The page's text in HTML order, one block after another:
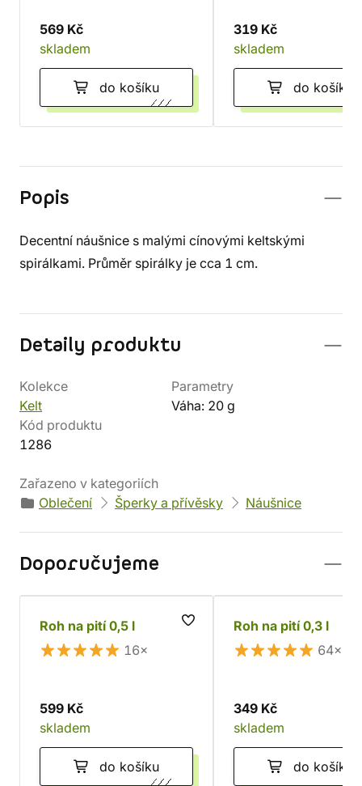
569 Kč
skladem
do košíku
319 Kč
skladem
do košíku
Popis
Decentní náušnice s malými cínovými keltskými
spirálkami. Průměr spirálky je cca 1 cm.
Detaily produktu
Kolekce
Kelt
Parametry
Váha: 20 g
Kód produktu
1286
Zařazeno v kategoriích
Oblečení
Šperky a přívěsky Náušnice
Doporučujeme
Roh na pití 0,5 l
16×
599 Kč
skladem
do košíku
Roh na pití 0,3 l
64×
349 Kč
skladem
do košíku